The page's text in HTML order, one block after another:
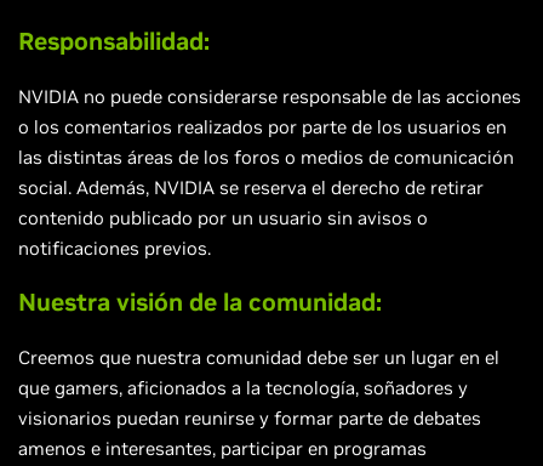
Responsabilidad:
NVIDIA no puede considerarse responsable de las acciones
o los comentarios realizados por parte de los usuarios en
las distintas áreas de los foros o medios de comunicación
social. Además, NVIDIA se reserva el derecho de retirar
contenido publicado por un usuario sin avisos o
notificaciones previos.
Nuestra visión de la comunidad:
Creemos que nuestra comunidad debe ser un lugar en el
que gamers, aficionados a la tecnología, soñadores y
visionarios puedan reunirse y formar parte de debates
amenos e interesantes, participar en programas